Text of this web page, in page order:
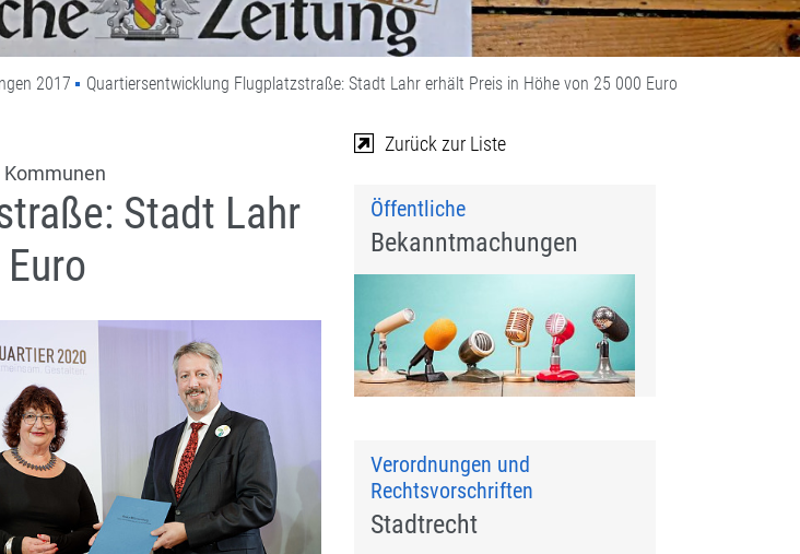
2017 Quartiersentwicklung Flugplatzstraße: Stadt Lahr erhält Preis in Höhe von 25 000 Euro
Kommunen
Stadt Lahr
Zurück zur Liste
Öffentliche
Bekanntmachungen
Verordnungen und
Rechtsvorschriften
Stadtrecht